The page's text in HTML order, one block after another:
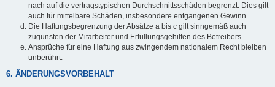
nach auf die vertragstypischen Durchschnittsschäden begrenzt. Dies gilt
auch für mittelbare Schäden, insbesondere entgangenen Gewinn.
Die Haftungsbegrenzung der Absätze a bis c gilt sinngemäß auch
zugunsten der Mitarbeiter und Erfüllungsgehilfen des Betreibers.
Ansprüche für eine Haftung aus zwingendem nationalem Recht bleiben
unberührt.
6. ÄNDERUNGSVORBEHALT